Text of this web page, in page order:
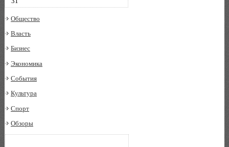
Общество
Власть
Бизнес
Экономика
События
Культура
Спорт
Обзоры